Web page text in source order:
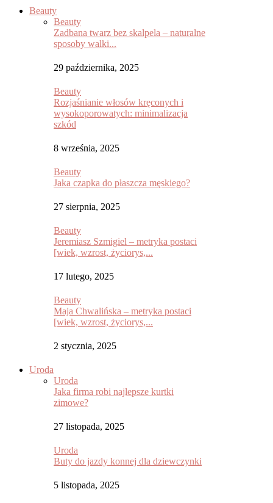
Beauty
Beauty
Zadbana twarz bez skalpela – naturalne
sposoby walki...
29 października, 2025
Beauty
Rozjaśnianie włosów kręconych i
wysokoporowatych: minimalizacja
szkód
8 września, 2025
Beauty
Jaka czapka do płaszcza męskiego?
27 sierpnia, 2025
Beauty
Jeremiasz Szmigiel – metryka postaci
[wiek, wzrost, życiorys,...
17 lutego, 2025
Beauty
Maja Chwalińska – metryka postaci
[wiek, wzrost, życiorys,...
2 stycznia, 2025
Uroda
Uroda
Jaka firma robi najlepsze kurtki
zimowe?
27 listopada, 2025
Uroda
Buty do jazdy konnej dla dziewczynki
5 listopada, 2025